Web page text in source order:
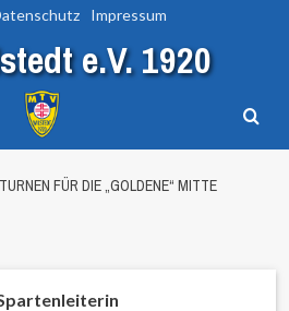
Impressum
e.V. 1920
FÜR DIE „GOLDENE“ MITTE